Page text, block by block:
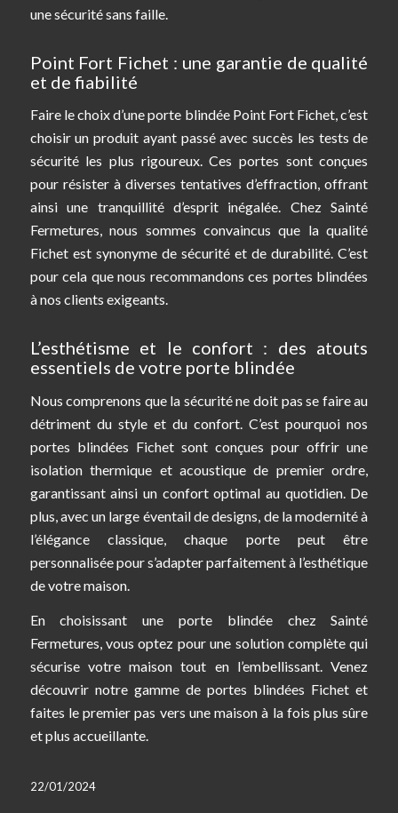
une sécurité sans faille.
Point Fort Fichet : une garantie de qualité
et de fiabilité
Faire le choix d’une porte blindée Point Fort Fichet, c’est
choisir un produit ayant passé avec succès les tests de
sécurité les plus rigoureux. Ces portes sont conçues
pour résister à diverses tentatives d’effraction, offrant
ainsi une tranquillité d’esprit inégalée. Chez Sainté
Fermetures, nous sommes convaincus que la qualité
Fichet est synonyme de sécurité et de durabilité. C’est
pour cela que nous recommandons ces portes blindées
à nos clients exigeants.
L’esthétisme et le confort : des atouts
essentiels de votre porte blindée
Nous comprenons que la sécurité ne doit pas se faire au
détriment du style et du confort. C’est pourquoi nos
portes blindées Fichet sont conçues pour offrir une
isolation thermique et acoustique de premier ordre,
garantissant ainsi un confort optimal au quotidien. De
plus, avec un large éventail de designs, de la modernité à
l’élégance classique, chaque porte peut être
personnalisée pour s’adapter parfaitement à l’esthétique
de votre maison.
En choisissant une porte blindée chez Sainté
Fermetures, vous optez pour une solution complète qui
sécurise votre maison tout en l’embellissant. Venez
découvrir notre gamme de portes blindées Fichet et
faites le premier pas vers une maison à la fois plus sûre
et plus accueillante.
22/01/2024